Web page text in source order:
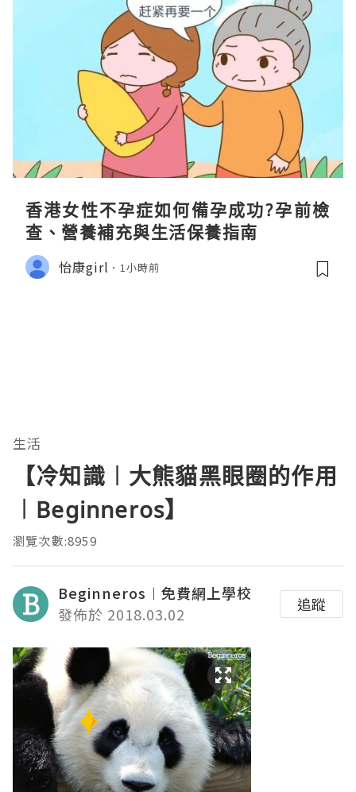
香港女性不孕症如何備孕成功?孕前檢
查、營養補充與生活保養指南
怡康girl 1小時前
生活
【冷知識︱大熊貓黑眼圈的作用
︱Beginneros】
瀏覽次數:8959
Beginneros︱免費網上學校
發佈於 2018.03.02
追蹤